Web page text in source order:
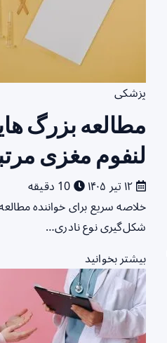
پزشکی
مطالعه بزرگ
لنفوم مغزی
خلاصه سریع برای خواننده
شکل‌گیری نوع نادری…
بیشتر بخوانید